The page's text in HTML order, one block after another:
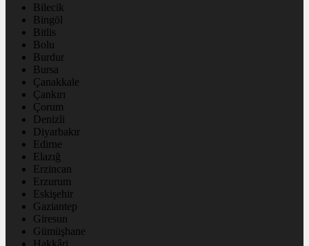
Bilecik
Bingöl
Bitlis
Bolu
Burdur
Bursa
Çanakkale
Çankırı
Çorum
Denizli
Diyarbakır
Edirne
Elazığ
Erzincan
Erzurum
Eskişehir
Gaziantep
Giresun
Gümüşhane
Hakkâri